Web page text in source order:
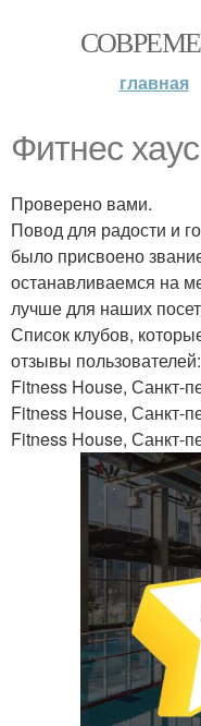
главная
Фитнес
Проверено вами.
Повод для радости и
было присвоено
останавливаемся на
лучше для наших
Список клубов,
отзывы пользователей:
Fitness House, Санкт-
Fitness House, Санкт-
Fitness House, Санкт-